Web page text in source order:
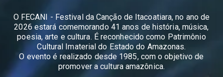
O FECANI - Festival da Canção de Itacoatiara, no ano de
2026 estará comemorando 41 anos de história, música,
poesia, arte e cultura. É reconhecido como Patrimônio
Cultural Imaterial do Estado do Amazonas.
O evento é realizado desde 1985, com o objetivo de
promover a cultura amazônica.